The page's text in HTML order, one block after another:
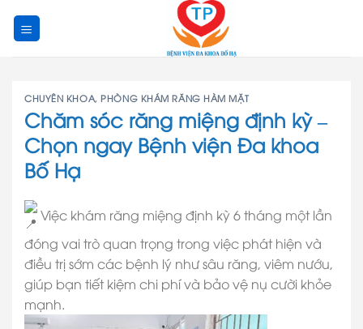
CHUYÊN KHOA,PHÒNG KHÁM RĂNG HÀM MẶT
Chăm sóc răng miệng định kỳ –
Chọn ngay Bệnh viện Đa khoa
Bố Hạ
Việc khám răng miệng định kỳ 6 tháng một lần
đóng vai trò quan trọng trong việc phát hiện và
điều trị sớm các bệnh lý như sâu răng, viêm nướu,
giúp bạn tiết kiệm chi phí và bảo vệ nụ cười khỏe
mạnh.